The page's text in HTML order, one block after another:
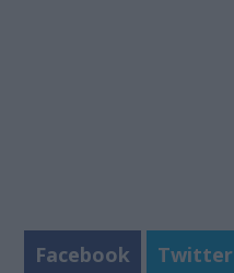
Facebook
Twitter